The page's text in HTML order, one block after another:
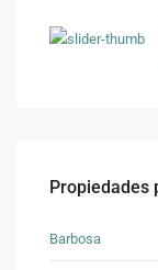
Propiedades
Barbosa